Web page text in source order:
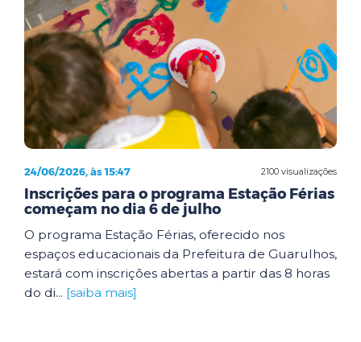
2100 visualizações
24/06/2026, às 15:47
Inscrições para o programa Estação Férias
começam no dia 6 de julho
O programa Estação Férias, oferecido nos
espaços educacionais da Prefeitura de Guarulhos,
estará com inscrições abertas a partir das 8 horas
do di... [saiba mais]